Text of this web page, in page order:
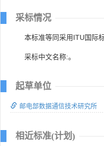
采标情况
本标准等同采用ITU国际
采标中文名称:。
起草单位
邮电部数据通信技术研究所
相近标准(计划)